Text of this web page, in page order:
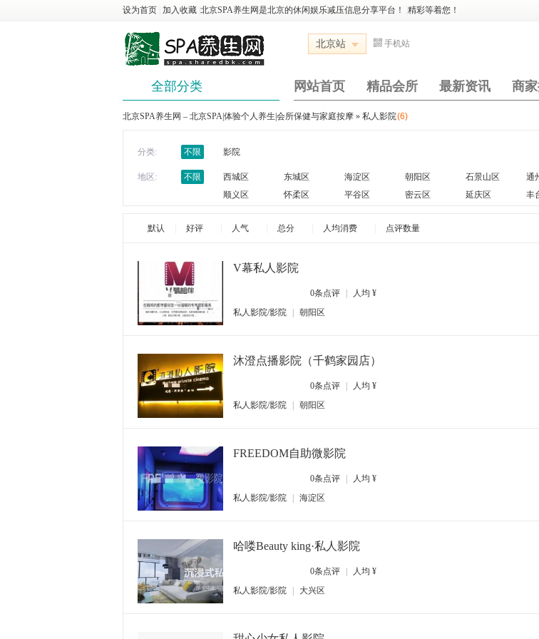
设为首页 加入收藏 北京SPA养生网是北京的休闲娱乐减压信息分享平台！ 精彩等着您！
北京站 手机站
全部分类 网站首页 精品会所 最新资讯 商
北京SPA养生网 – 北京SPA|体验个人养生|会所保健与家庭按摩 » 私人影院(6)
分类: 不限 影院
地区: 不限 西城区 东城区 海淀区 朝阳区 石景山区 通
顺义区
怀柔区 平谷区 密云区 延庆区 丰
默认 好评 人气 总分 人均消费 点评数量
V幕私人影院
0条点评 人均 ¥
私人影院/影院
朝阳区
沐澄点播影院（千鹤家园店）
0条点评 人均 ¥
私人影院/影院
朝阳区
FREEDOM自助微影院
0条点评 人均 ¥
私人影院/影院
海淀区
哈喽Beauty king·私人影院
0条点评 人均 ¥
私人影院/影院
大兴区